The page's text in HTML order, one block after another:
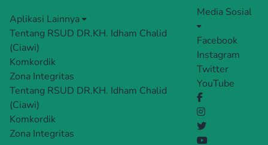
Aplikasi Lainnya
Tentang RSUD DR.KH. Idham Chalid
(Ciawi)
Komkordik
Zona Integritas
Tentang RSUD DR.KH. Idham Chalid
(Ciawi)
Komkordik
Zona Integritas
Media Sosial
Facebook
Instagram
Twitter
YouTube